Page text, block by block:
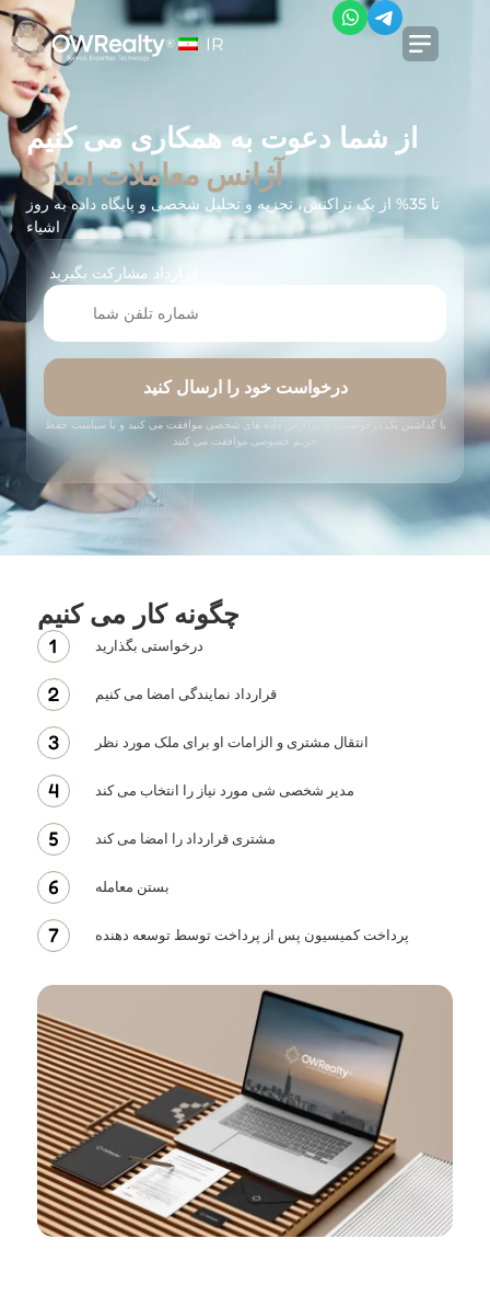
IR
از شما دعوت به همکاری می کنیم
آژانس معاملات املاک
تا 35% از یک تراکنش، تجزیه و تحلیل شخصی و پایگاه داده به روز
اشیاء
قرارداد مشارکت بگیرید
درخواست خود را ارسال کنید
با گذاشتن یک درخواست، با پردازش داده های شخصی موافقت می کنید و با سیاست حفظ
حریم خصوصی موافقت می کنید
چگونه کار می کنیم
درخواستی بگذارید
قرارداد نمایندگی امضا می کنیم
انتقال مشتری و الزامات او برای ملک مورد نظر
مدیر شخصی شی مورد نیاز را انتخاب می کند
مشتری قرارداد را امضا می کند
بستن معامله
پرداخت کمیسیون پس از پرداخت توسط توسعه دهنده